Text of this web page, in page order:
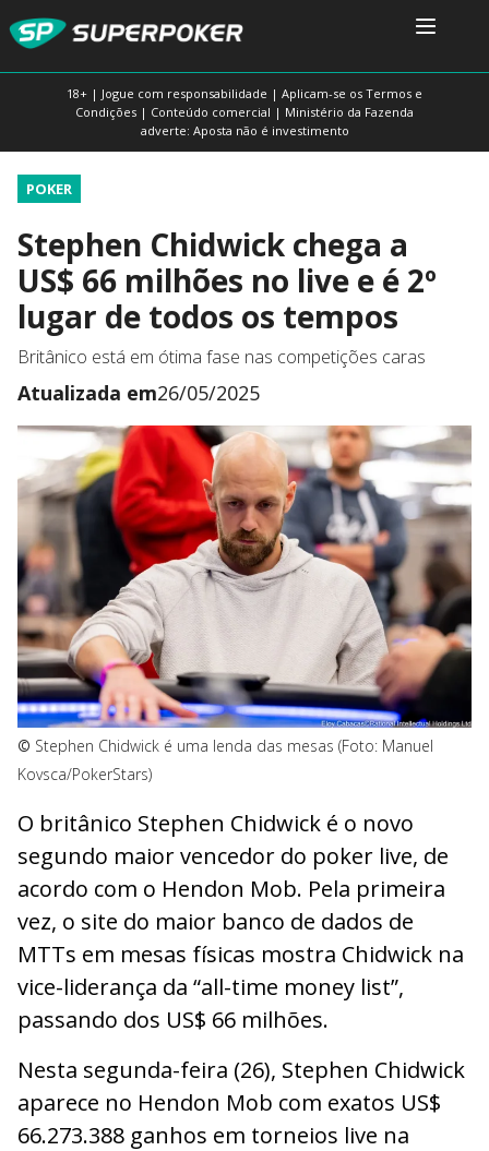
18+ | Jogue com responsabilidade | Aplicam-se os Termos e
Condições | Conteúdo comercial | Ministério da Fazenda
adverte: Aposta não é investimento
POKER
Stephen Chidwick chega a
US$ 66 milhões no live e é 2º
lugar de todos os tempos
Britânico está em ótima fase nas competições caras
Atualizada em26/05/2025
© Stephen Chidwick é uma lenda das mesas (Foto: Manuel
Kovsca/PokerStars)
O britânico Stephen Chidwick é o novo
segundo maior vencedor do poker live, de
acordo com o Hendon Mob. Pela primeira
vez, o site do maior banco de dados de
MTTs em mesas físicas mostra Chidwick na
vice-liderança da “all-time money list”,
passando dos US$ 66 milhões.
Nesta segunda-feira (26), Stephen Chidwick
aparece no Hendon Mob com exatos US$
66.273.388 ganhos em torneios live na